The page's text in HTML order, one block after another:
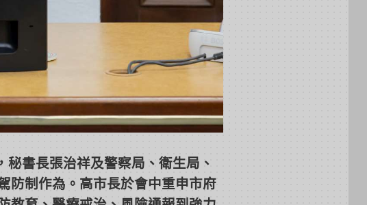
書長張治祥及警察局、衛生局、
防制作為。高市長於會中重申市府